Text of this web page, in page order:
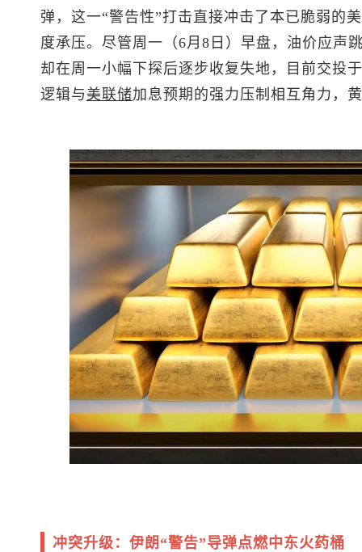
弹，这一“警告性”打击直接冲击了本已脆弱的
度承压。尽管周一（6月8日）早盘，油价应声
却在周一小幅下探后逐步收复失地，目前交投
逻辑与 美联储加息预期的强力压制相互角力，
冲突升级：伊朗“警告”导弹点燃中东火药桶